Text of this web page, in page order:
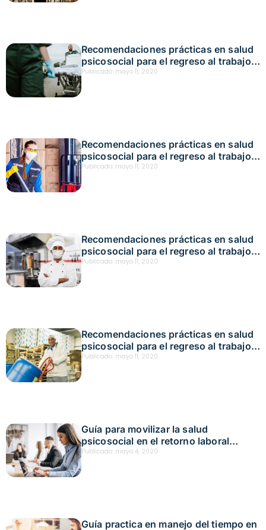
Recomendaciones prácticas en salud
psicosocial para el regreso al trabajo
en actividades de ayuda y socorro
Publicado: mayo 11, 2020
Recomendaciones prácticas en salud
psicosocial para el regreso al trabajo
en actividades y servicios de aseo
Publicado: mayo 11, 2020
Recomendaciones prácticas en salud
psicosocial para el regreso al trabajo
en actividades de alimentación y
restaurantes
Publicado: mayo 11, 2020
Recomendaciones prácticas en salud
psicosocial para el regreso al trabajo
en actividades de abastecimiento
Publicado: mayo 11, 2020
Guía para movilizar la salud
psicosocial en el retorno laboral
posterior a la cuarentena covid-19
Publicado: mayo 4, 2020
Guía practica en manejo del tiempo en